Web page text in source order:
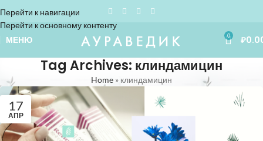
Перейти к навигации
Перейти к основному контенту
МЕНЮ 0 ₽
Tag Archives: клиндамицин
Home » клиндамицин
17
АПР